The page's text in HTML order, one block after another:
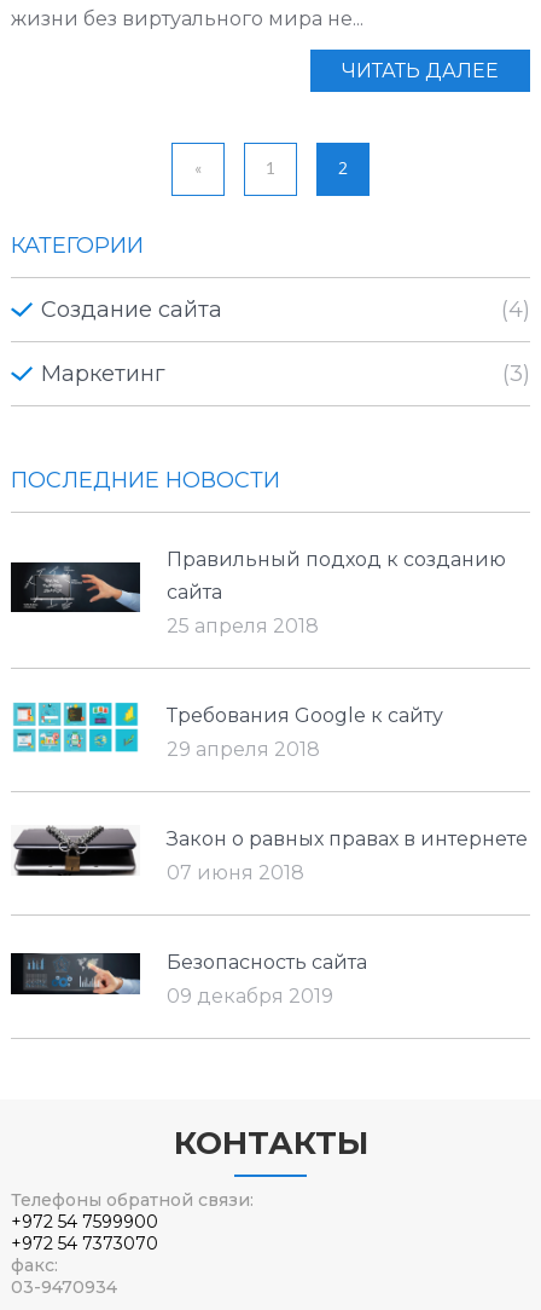
жизни без виртуального мира не...
ЧИТАТЬ ДАЛЕЕ
« 1 2
КАТЕГОРИИ
Создание сайта (4)
Маркетинг (3)
ПОСЛЕДНИЕ НОВОСТИ
Правильный подход к созданию
сайта
25 апреля 2018
Требования Google к сайту
29 апреля 2018
Закон о равных правах в интернете
07 июня 2018
Безопасность сайта
09 декабря 2019
КОНТАКТЫ
Телефоны обратной связи:
+972 54 7599900
+972 54 7373070
факс:
03-9470934